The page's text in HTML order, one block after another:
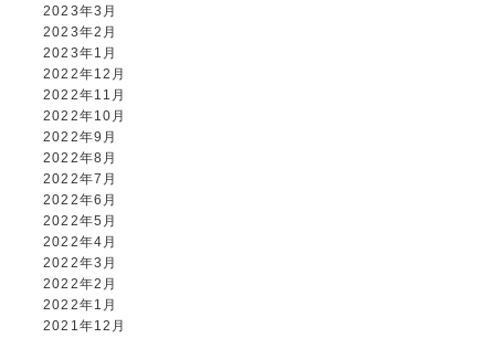
2023年3月
2023年2月
2023年1月
2022年12月
2022年11月
2022年10月
2022年9月
2022年8月
2022年7月
2022年6月
2022年5月
2022年4月
2022年3月
2022年2月
2022年1月
2021年12月